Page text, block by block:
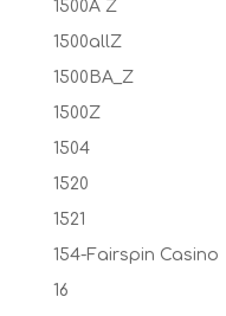
1500A Z
1500allZ
1500BA_Z
1500Z
1504
1520
1521
154-Fairspin Casino
16